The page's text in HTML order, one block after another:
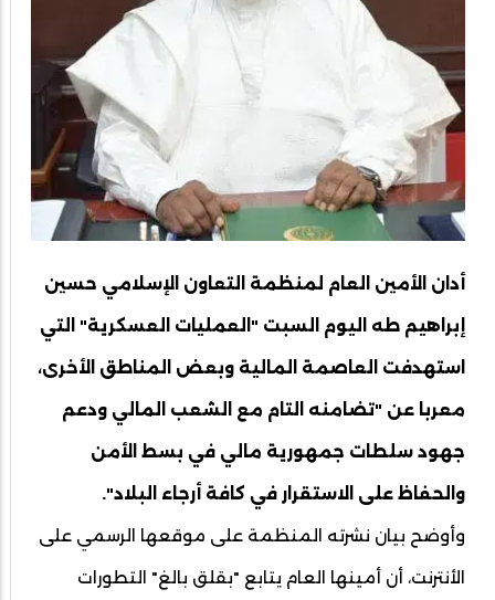
أدان الأمين العام لمنظمة التعاون الإسلامي حسين
إبراهيم طه اليوم السبت "العمليات العسكرية" التي
استهدفت العاصمة المالية وبعض المناطق الأخرى،
معربا عن "تضامنه التام مع الشعب المالي ودعم
جهود سلطات جمهورية مالي في بسط الأمن
والحفاظ على الاستقرار في كافة أرجاء البلاد".
وأوضح بيان نشرته المنظمة على موقعها الرسمي على
الأنترنت، أن أمينها العام يتابع "بقلق بالغ" التطورات